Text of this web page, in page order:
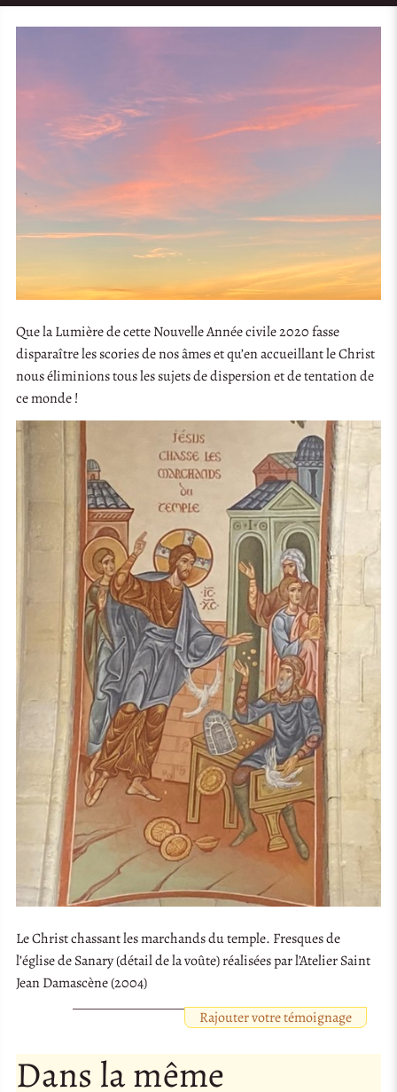
Que la Lumière de cette Nouvelle Année civile 2020 fasse
disparaître les scories de nos âmes et qu’en accueillant le Christ
nous éliminions tous les sujets de dispersion et de tentation de
ce monde !
Le Christ chassant les marchands du temple. Fresques de
l’église de Sanary (détail de la voûte) réalisées par l’Atelier Saint
Jean Damascène (2004)
Rajouter votre témoignage
Dans la même